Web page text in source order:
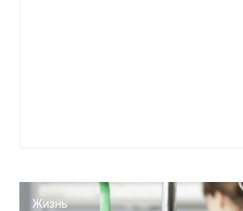
Жизнь